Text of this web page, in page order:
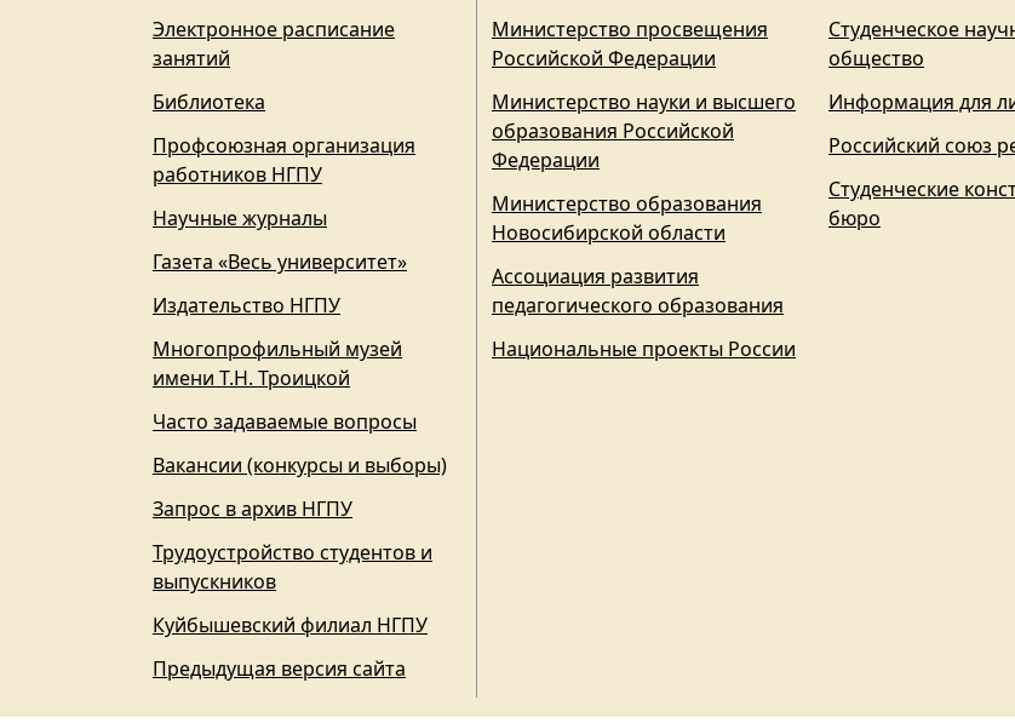
Электронное расписание
занятий
Библиотека
Профсоюзная организация
работников НГПУ
Научные журналы
Газета «Весь университет»
Издательство НГПУ
Многопрофильный музей
имени Т.Н. Троицкой
Часто задаваемые вопросы
Вакансии (конкурсы и выборы)
Запрос в архив НГПУ
Трудоустройство студентов и
выпускников
Куйбышевский филиал НГПУ
Предыдущая версия сайта
Министерство просвещения
Российской Федерации
Министерство науки и высшего
образования Российской
Федерации
Министерство образования
Новосибирской области
Ассоциация развития
педагогического образования
Национальные проекты России
Студенческое
общество
Информация для
Российский союз
Студенческие
бюро